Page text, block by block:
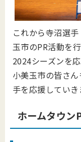
これから寺沼選
玉市のPR活動を
2024シーズンを
小美玉市の皆さ
手を応援していき
ホームタウン